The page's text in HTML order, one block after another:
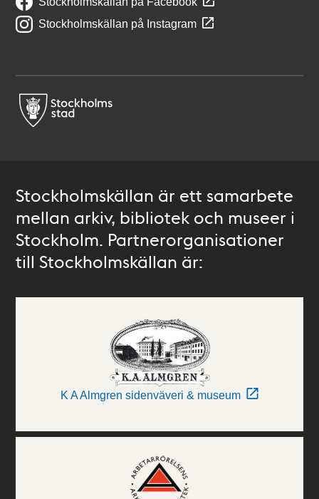
Stockholmskällan på Instagram
Stockholmskällan är ett samarbete
mellan arkiv, bibliotek och museer i
Stockholm. Partnerorganisationer
till Stockholmskällan är:
K A Almgren sidenväveri & museum